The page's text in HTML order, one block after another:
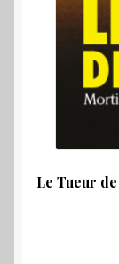
Le Tueur